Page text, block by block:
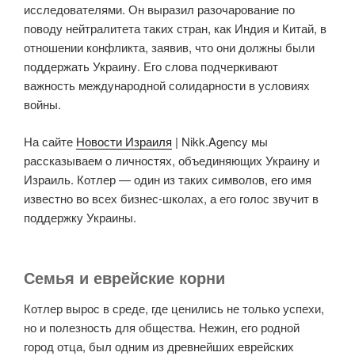
исследователями. Он выразил разочарование по
поводу нейтралитета таких стран, как Индия и Китай, в
отношении конфликта, заявив, что они должны были
поддержать Украину. Его слова подчеркивают
важность международной солидарности в условиях
войны.
На сайте Новости Израиля | Nikk.Agency мы
рассказываем о личностях, объединяющих Украину и
Израиль. Котлер — один из таких символов, его имя
известно во всех бизнес-школах, а его голос звучит в
поддержку Украины.
Семья и еврейские корни
Котлер вырос в среде, где ценились не только успехи,
но и полезность для общества. Нежин, его родной
город отца, был одним из древнейших еврейских